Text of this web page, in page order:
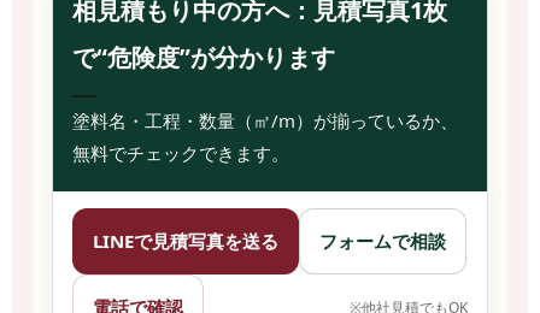
相見積もり中の方へ：見積写真1枚
で“危険度”が分かります
塗料名・工程・数量（㎡/m）が揃っているか、
無料でチェックできます。
LINEで見積写真を送る フォームで相談
電話で確認 ※他社見積でもOK